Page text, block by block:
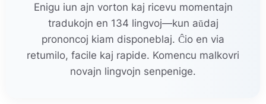
Enigu iun ajn vorton kaj ricevu momentajn
tradukojn en 134 lingvoj—kun aŭdaj
prononcoj kiam disponeblaj. Ĉio en via
retumilo, facile kaj rapide. Komencu malkovri
novajn lingvojn senpenige.